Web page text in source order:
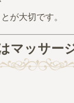
が大切です。
マッサー